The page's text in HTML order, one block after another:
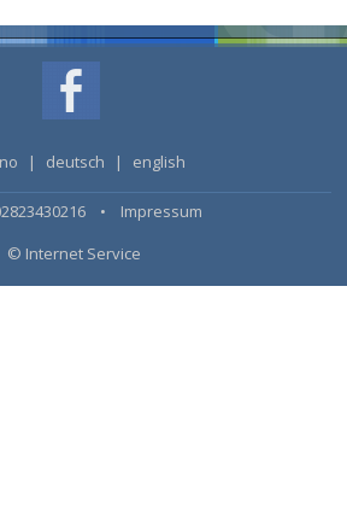
| deutsch | english
• Impressum
© Internet Service